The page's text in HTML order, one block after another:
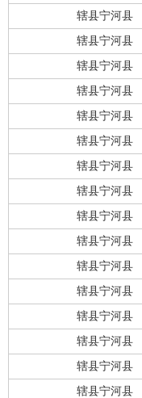
辖县宁河县
辖县宁河县
辖县宁河县
辖县宁河县
辖县宁河县
辖县宁河县
辖县宁河县
辖县宁河县
辖县宁河县
辖县宁河县
辖县宁河县
辖县宁河县
辖县宁河县
辖县宁河县
辖县宁河县
辖县宁河县